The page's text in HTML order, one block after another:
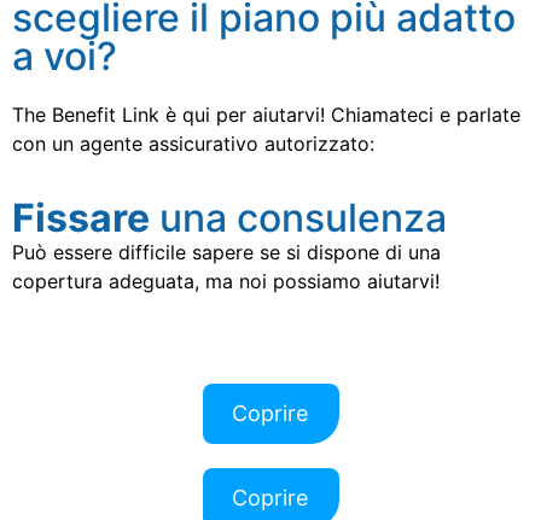
scegliere il piano più adatto
a voi?
The Benefit Link è qui per aiutarvi! Chiamateci e parlate
con un agente assicurativo autorizzato:
Fissare una consulenza
Può essere difficile sapere se si dispone di una
copertura adeguata, ma noi possiamo aiutarvi!
Coprire
Coprire